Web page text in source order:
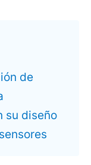
de
su diseño